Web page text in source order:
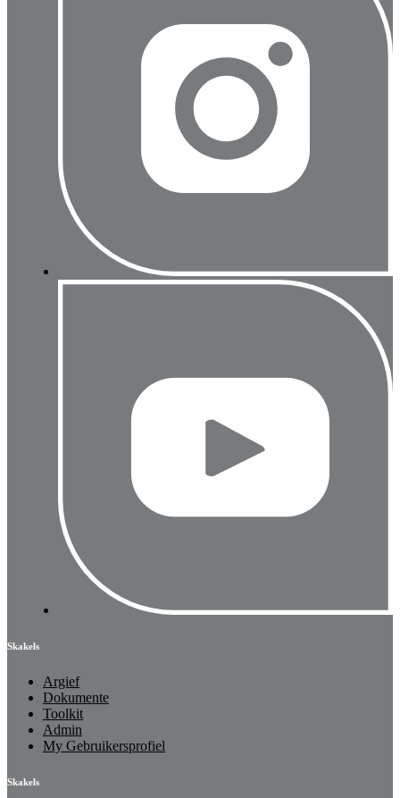
Skakels
Argief
Dokumente
Toolkit
Admin
My Gebruikersprofiel
Skakels